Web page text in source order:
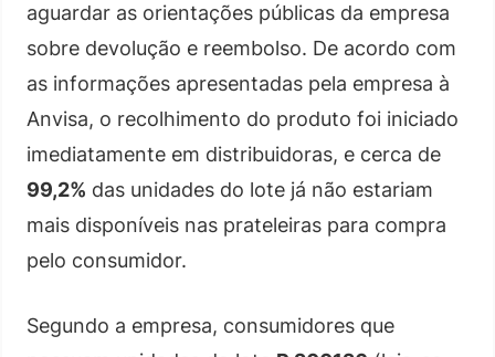
aguardar as orientações públicas da empresa
sobre devolução e reembolso. De acordo com
as informações apresentadas pela empresa à
Anvisa, o recolhimento do produto foi iniciado
imediatamente em distribuidoras, e cerca de
99,2% das unidades do lote já não estariam
mais disponíveis nas prateleiras para compra
pelo consumidor.
Segundo a empresa, consumidores que